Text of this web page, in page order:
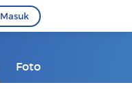
Masuk
Foto